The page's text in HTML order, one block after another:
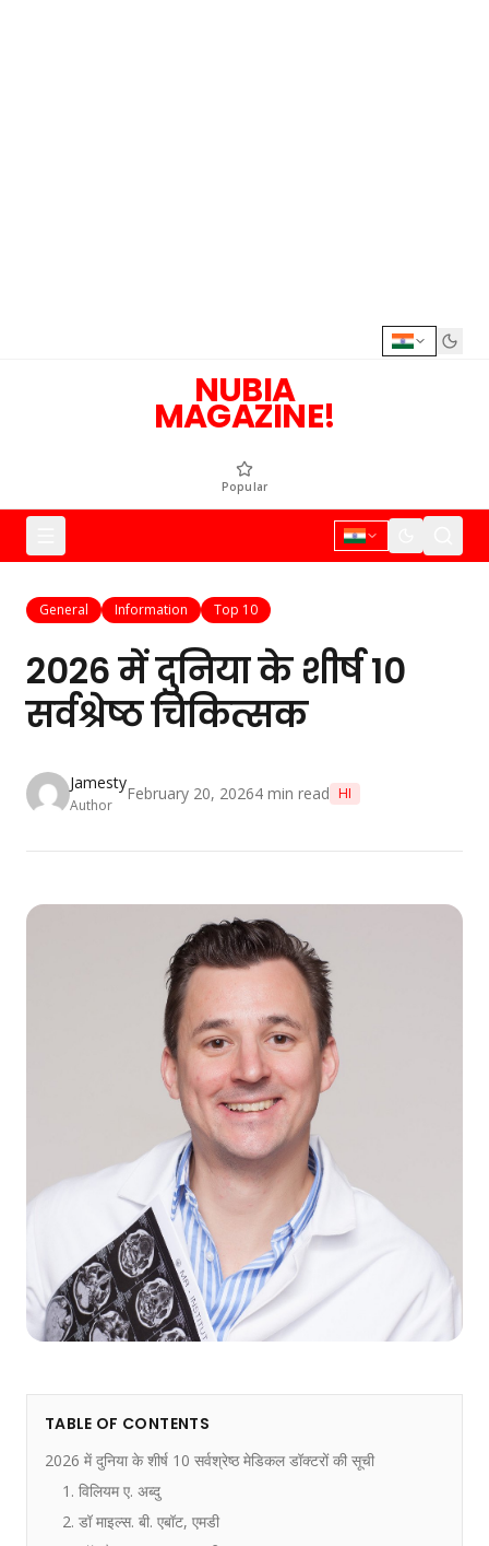
NUBIA
MAGAZINE!
Popular
General Information Top 10
2026 में दुनिया के शीर्ष 10
सर्वश्रेष्ठ चिकित्सक
Jamesty
Author
February 20, 20264 min read HI
TABLE OF CONTENTS
2026 में दुनिया के शीर्ष 10 सर्वश्रेष्ठ मेडिकल डॉक्टरों की सूची
1. विलियम ए. अब्दु
2. डॉ माइल्स. बी. एबॉट, एमडी